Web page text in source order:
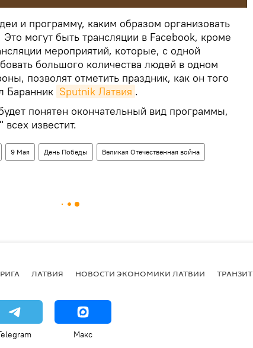
и программу, каким образом организовать
могут быть трансляции в Facebook, кроме
мероприятий, которые, с одной
большого количества людей в одном
позволят отметить праздник, как он того
Баранник Sputnik Латвия .
понятен окончательный вид программы,
известит.
9 Мая День Победы Великая Отечественная война
РИГА ЛАТВИЯ НОВОСТИ ЭКОНОМИКИ ЛАТВИИ ТРАНЗИТ
Макс